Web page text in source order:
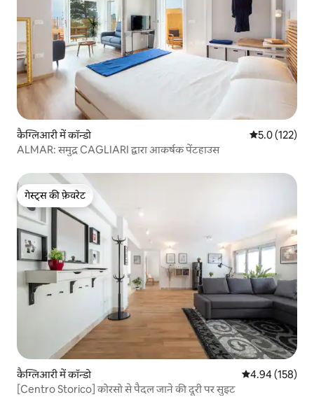
कैग्लिआरी में कॉन्डो औसत रेटिंग 5 में
5.0 (122)
ALMAR: समुद्र CAGLIARI द्वारा आकर्षक पेंटहाउस
गेस्ट्स की फ़ेवरेट
गेस्ट्स की फ़ेवरेट
कैग्लिआरी में कॉन्डो औसत रेटिंग 5 में से
4.94 (158)
[Centro Storico] कोरसो से पैदल जाने की दूरी पर सुइट